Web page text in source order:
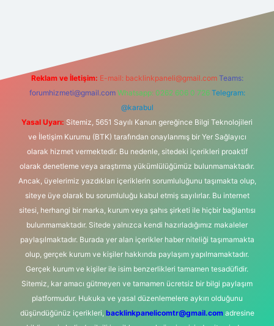
elexbetgiris.org
Reklam ve İletişim: E-mail: backlinkpaneli@gmail.com Teams:
forumhizmeti@gmail.com Whatsapp: 0262 606 0 726 Telegram:
@karabul
Yasal Uyarı: Sitemiz, 5651 Sayılı Kanun gereğince Bilgi Teknolojileri
ve İletişim Kurumu (BTK) tarafından onaylanmış bir Yer Sağlayıcı
olarak hizmet vermektedir. Bu nedenle, sitedeki içerikleri proaktif
olarak denetleme veya araştırma yükümlülüğümüz bulunmamaktadır.
Ancak, üyelerimiz yazdıkları içeriklerin sorumluluğunu taşımakta olup,
siteye üye olarak bu sorumluluğu kabul etmiş sayılırlar. Bu internet
sitesi, herhangi bir marka, kurum veya şahıs şirketi ile hiçbir bağlantısı
bulunmamaktadır. Sitede yalnızca kendi hazırladığımız makaleler
paylaşılmaktadır. Burada yer alan içerikler haber niteliği taşımamakta
olup, gerçek kurum ve kişiler hakkında paylaşım yapılmamaktadır.
Gerçek kurum ve kişiler ile isim benzerlikleri tamamen tesadüfidir.
Sitemiz, kar amacı gütmeyen ve tamamen ücretsiz bir bilgi paylaşım
platformudur. Hukuka ve yasal düzenlemelere aykırı olduğunu
düşündüğünüz içerikleri, backlinkpanelicomtr@gmail.comadresine